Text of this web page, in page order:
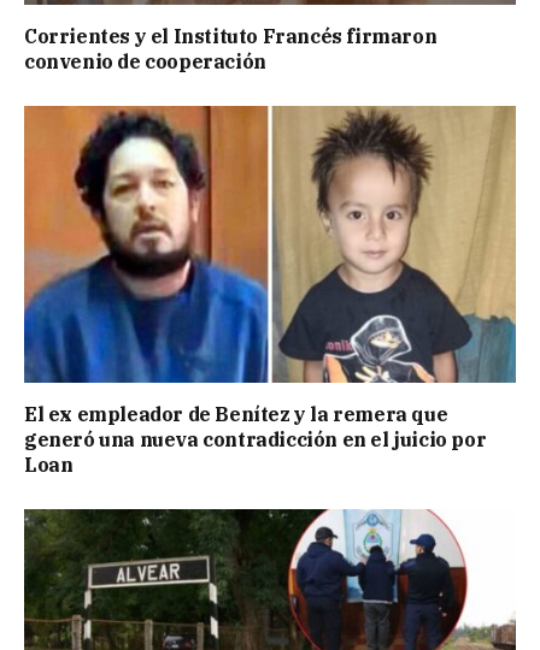
Corrientes y el Instituto Francés firmaron
convenio de cooperación
El ex empleador de Benítez y la remera que
generó una nueva contradicción en el juicio por
Loan